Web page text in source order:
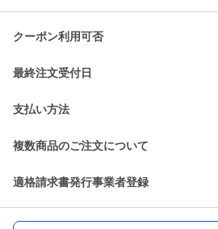
クーポン利用可否
最終注文受付日
支払い方法
複数商品のご注文について
適格請求書発行事業者登録